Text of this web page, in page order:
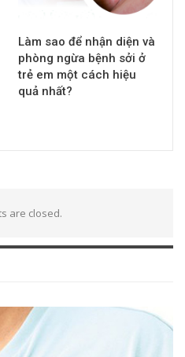
Làm sao để nhận diện và
phòng ngừa bệnh sởi ở
trẻ em một cách hiệu
quả nhất?
are closed.